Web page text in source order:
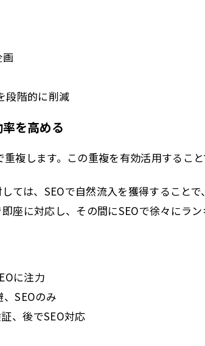
段階的に削減
を高める
複します。この重複を有効活用するこ
ては、SEOで自然流入を獲得すること
に対応し、その間にSEOで徐々にラン
に注力
SEOのみ
、後でSEO対応